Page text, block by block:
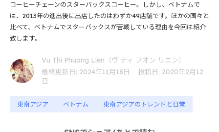
コーヒーチェーンのスターバックスコーヒー。しかし、ベトナムで
は、2013年の進出後に出店したのはわずか49店舗です。ほかの国々と
比べて、ベトナムでスターバックスが苦戦している理由を今回は紹介
致します。
Vu Thi Phuong Lien（ヴ ティ フオン リエン）
最終更新日: 2024年11月18日
投稿日: 2020年2月12
日
東南アジア ベトナム 東南アジアのトレンドと日常